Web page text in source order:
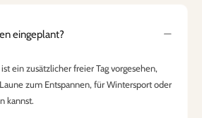
eingeplant?
ein zusätzlicher freier Tag vorgesehen,
zum Entspannen, für Wintersport oder
kannst.